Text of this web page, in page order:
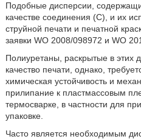
Подобные дисперсии,
качестве соединения (C), и их
струйной печати и печатной
заявки WO 2008/098972 и WO
Полиуретаны, раскрытые в этих
качество печати, однако,
химическая устойчивость и
прилипание к пластмассовым
термосварке, в частности для
упаковке.
Часто является необходимым